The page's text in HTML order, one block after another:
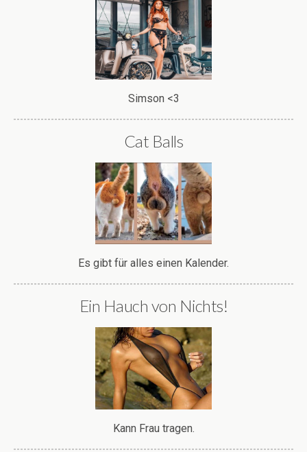
Simson <3
Cat Balls
Es gibt für alles einen Kalender.
Ein Hauch von Nichts!
Kann Frau tragen.